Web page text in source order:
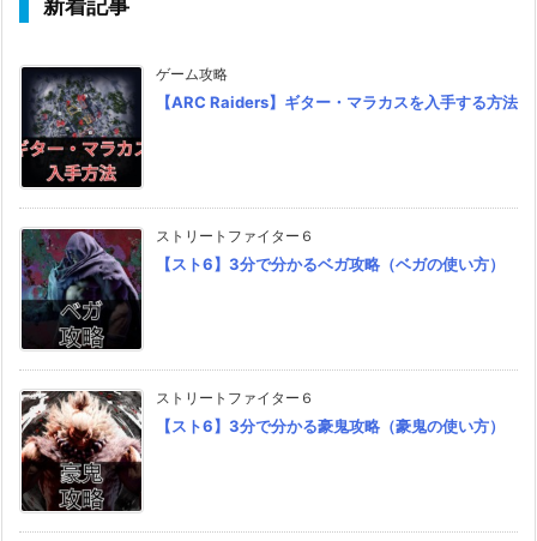
新着記事
ゲーム攻略
【ARC Raiders】ギター・マラカスを入手する方法
ストリートファイター６
【スト6】3分で分かるベガ攻略（ベガの使い方）
ストリートファイター６
【スト6】3分で分かる豪鬼攻略（豪鬼の使い方）